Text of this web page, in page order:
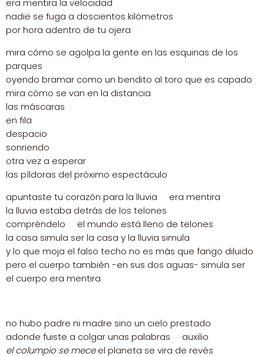
era mentira la velocidad
nadie se fuga a doscientos kilómetros
por hora adentro de tu ojera
mira cómo se agolpa la gente en las esquinas de los
parques
oyendo bramar como un bendito al toro que es capado
mira cómo se van en la distancia
las máscaras
en fila
despacio
sonriendo
otra vez a esperar
las píldoras del próximo espectáculo
apuntaste tu corazón para la lluvia era mentira
la lluvia estaba detrás de los telones
compréndelo el mundo está lleno de telones
la casa simula ser la casa y la lluvia simula
y lo que moja el falso techo no es más que fango diluido
pero el cuerpo también -en sus dos aguas- simula ser
el cuerpo era mentira
no hubo padre ni madre sino un cielo prestado
adonde fuiste a colgar unas palabras auxilio
el columpio se meceel planeta se vira de revés